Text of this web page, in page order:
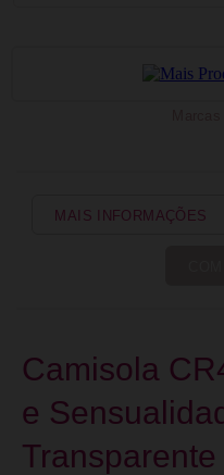
MAIS INFORMAÇÕES
Camisola
e
Transparente